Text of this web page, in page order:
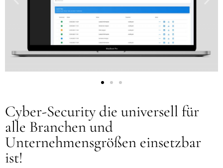
Cyber-Security die universell für
alle Branchen und
Unternehmensgrößen einsetzbar
ist!